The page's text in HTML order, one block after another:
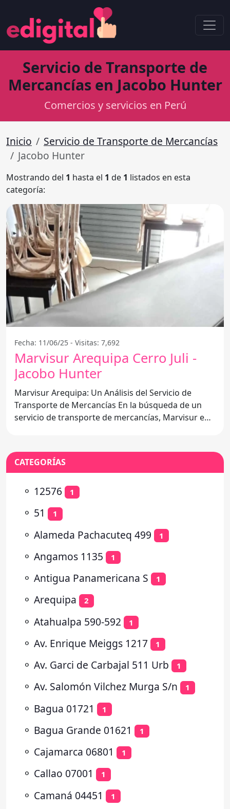
Servicio de Transporte de
Mercancías en Jacobo Hunter
Comercios y servicios en Perú
Inicio
Servicio de Transporte de Mercancías
Jacobo Hunter
Mostrando del 1 hasta el 1 de 1 listados en esta
categoría:
Fecha: 11/06/25 - Visitas: 7,692
Marvisur Arequipa Cerro Juli -
Jacobo Hunter
Marvisur Arequipa: Un Análisis del Servicio de
Transporte de Mercancías En la búsqueda de un
servicio de transporte de mercancías, Marvisur en
CATEGORÍAS
⚬ 12576 1
⚬ 51 1
⚬ Alameda Pachacuteq 499 1
⚬ Angamos 1135 1
⚬ Antigua Panamericana S 1
⚬ Arequipa 2
⚬ Atahualpa 590-592 1
⚬ Av. Enrique Meiggs 1217 1
⚬ Av. Garci de Carbajal 511 Urb 1
⚬ Av. Salomón Vilchez Murga S/n 1
⚬ Bagua 01721 1
⚬ Bagua Grande 01621 1
⚬ Cajamarca 06801 1
⚬ Callao 07001 1
⚬ Camaná 04451 1